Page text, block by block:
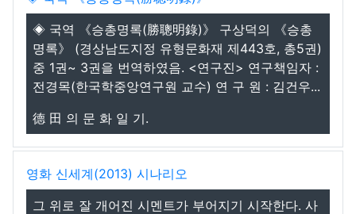
◈ 국역 《승총명록(勝聰明錄)》 구상덕의 《승총
명록》 (경상남도지정 유형문화재 제443호, 총5권)
중 1권~ 3권을 번역하였음. <연구진> 연구책임자 :
전경목(한국학중앙연구원 교수) 연 구 원 : 김건우...
德 田 의 문 화 일 기.
영화 신세계(2013) 시나리오
그 위로 잘 개어진 시멘트가 부어지기 시작한다. 사